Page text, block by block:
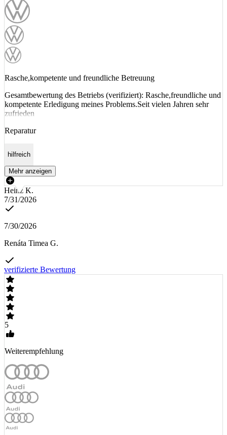
Rasche,kompetente und freundliche Betreuung
Gesamtbewertung des Betriebs (verifiziert): Rasche,freundliche und
kompetente Erledigung meines Problems.Seit vielen Jahren sehr
zufrieden
Reparatur
hilfreich
Mehr anzeigen
Heinz K.
7/31/2026
7/30/2026
Renáta Timea G.
verifizierte Bewertung
5
Weiterempfehlung